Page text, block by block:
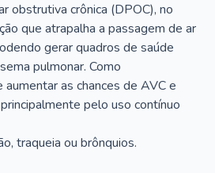
obstrutiva crônica (DPOC), no
que atrapalha a passagem de ar
gerar quadros de saúde
pulmonar. Como
aumentar as chances de AVC e
pelo uso contínuo
traqueia ou brônquios.